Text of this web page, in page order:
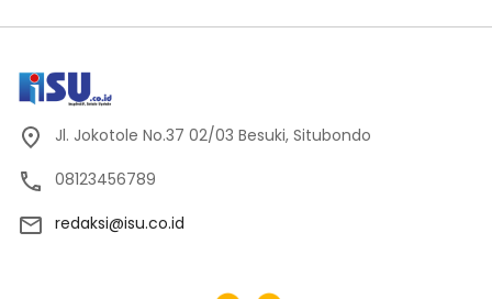
Jl. Jokotole No.37 02/03 Besuki, Situbondo
08123456789
redaksi@isu.co.id